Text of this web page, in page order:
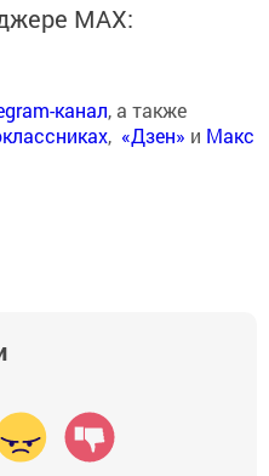
MАХ:
канал, а также
, «Дзен» и Макс